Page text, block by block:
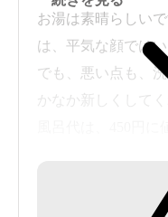
お湯は素晴らしい
は、平気な顔では
でも、悪い点も、
かなか新しくして
コロナで最近迄、
２時戻ったらしい